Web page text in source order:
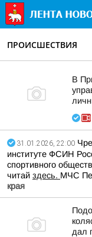
ПРОИСШЕСТВИЯ
В
31.01.2026, 22:00
институте ФСИН
спортивного
читай здесь. МЧС
края
дал